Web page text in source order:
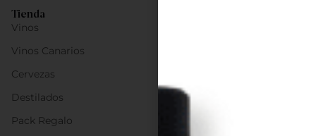
Tienda
Vinos
Vinos Canarios
Cervezas
Destilados
Pack Regalo